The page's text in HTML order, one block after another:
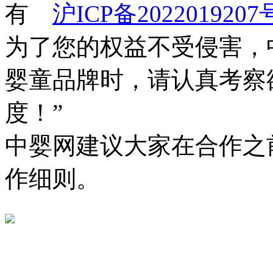
有 沪ICP备2022019207
为了您的权益不受侵害
婴童品牌时，请认真考
度！”
中婴网建议大家在合作
作细则。